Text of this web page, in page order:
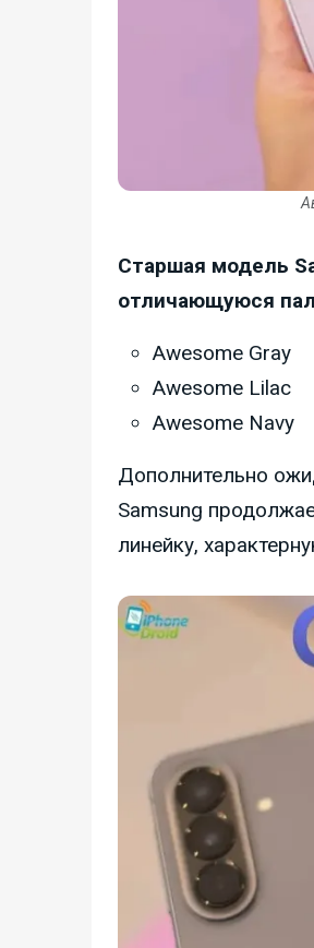
Старшая модель
отличающуюся
Awesome Gray
Awesome Lilac
Awesome Navy
Дополнительно
Samsung
линейку,